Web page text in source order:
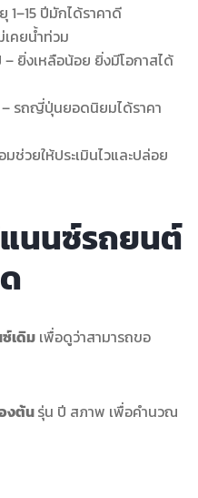
1–15 ปีมักได้ราคาดี
คยน้ำท่วม
ยิ่งเหลือน้อย ยิ่งมีโอกาสได้
รถญี่ปุ่นยอดนิยมได้ราคา
ช่วยให้ประเมินไวและปล่อย
นนซ์รถยนต์
เดิม เพื่อดูว่าสามารถขอ
งต้นรุ่น ปี สภาพ เพื่อคำนวณ